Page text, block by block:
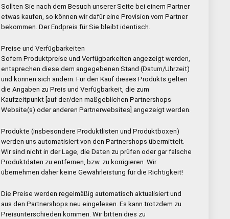
Sollten Sie nach dem Besuch unserer Seite bei einem Partner
etwas kaufen, so können wir dafür eine Provision vom Partner
bekommen. Der Endpreis für Sie bleibt identisch.
Preise und Verfügbarkeiten
Sofern Produktpreise und Verfügbarkeiten angezeigt werden,
entsprechen diese dem angegebenen Stand (Datum/Uhrzeit)
und können sich ändern. Für den Kauf dieses Produkts gelten
die Angaben zu Preis und Verfügbarkeit, die zum
Kaufzeitpunkt [auf der/den maßgeblichen Partnershops
Website(s) oder anderen Partnerwebsites] angezeigt werden.
Produkte (insbesondere Produktlisten und Produktboxen)
werden uns automatisiert von den Partnershops übermittelt.
Wir sind nicht in der Lage, die Daten zu prüfen oder gar falsche
Produktdaten zu entfernen, bzw. zu korrigieren. Wir
übernehmen daher keine Gewährleistung für die Richtigkeit!
Die Preise werden regelmäßig automatisch aktualisiert und
aus den Partnershops neu eingelesen. Es kann trotzdem zu
Preisunterschieden kommen. Wir bitten dies zu